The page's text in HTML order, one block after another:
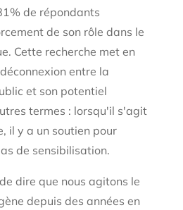
de répondants
de son rôle dans le
Cette recherche met en
entre la
et son potentiel
termes : lorsqu'il s'agit
il y a un soutien pour
de sensibilisation.
dire que nous agitons le
depuis des années en